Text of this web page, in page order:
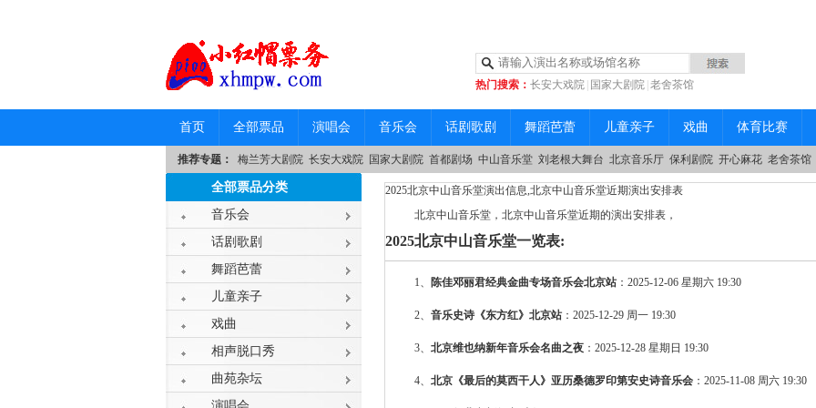
热门搜索： 长安大戏院 国家大剧院 老舍茶馆
|中山音乐堂
首页 全部票品 演唱会 音乐会 话剧歌剧 舞蹈芭蕾 儿童亲子 戏曲 体育比赛
推荐专题： 梅兰芳大剧院 长安大戏院 国家大剧院 首都剧场 中山音乐堂 刘老根大舞台 北京音乐厅 保利剧院 开心麻花 老舍茶馆
全部票品分类
音乐会
话剧歌剧
舞蹈芭蕾
儿童亲子
戏曲
相声脱口秀
曲苑杂坛
2025北京中山音乐堂演出信息,北京中山音乐堂近期演出安排表
北京中山音乐堂，北京中山音乐堂近期的演出安排表，
2025北京中山音乐堂一览表:
1、 陈佳邓丽君经典金曲专场音乐会北京站 ：2025-12-06 星期六 19:30
2、 音乐史诗《东方红》北京站 ：2025-12-29 周一 19:30
3、 北京维也纳新年音乐会名曲之夜 ：2025-12-28 星期日 19:30
4、 北京《最后的莫西干人》亚历桑德罗印第安史诗音乐会 ：2025-11-08 周六 19:30